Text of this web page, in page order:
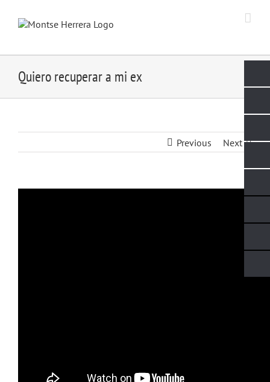
content
Quiero recuperar a mi ex
Previous Next